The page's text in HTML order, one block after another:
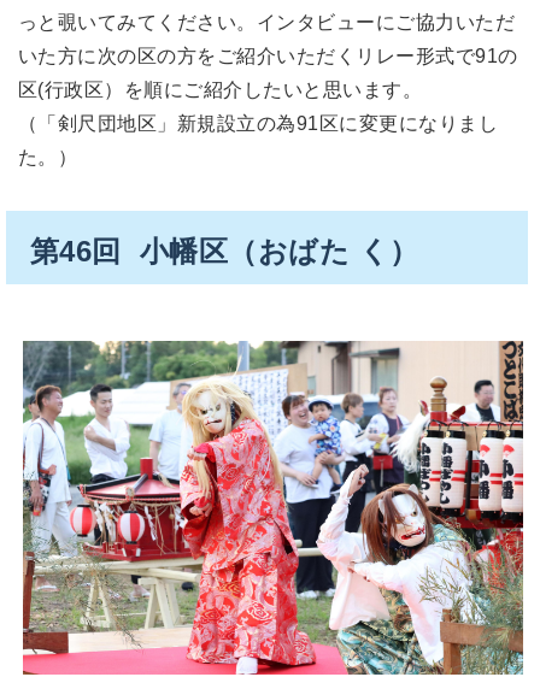
っと覗いてみてください。インタビューにご協力いただ
いた方に次の区の方をご紹介いただくリレー形式で91の
区(行政区）を順にご紹介したいと思います。
（「剣尺団地区」新規設立の為91区に変更になりまし
た。）
第46回 小幡区（おばた く）